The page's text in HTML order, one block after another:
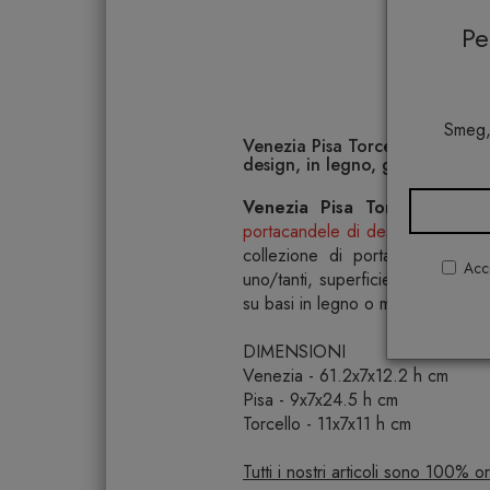
Venezia Pisa Torcello
design, in legno, geometrici
Venezia Pisa Torcello
portacandele di designispirato
collezione di portacandele
uno/tanti, superficie/bordo,
su basi in legno o marmo a
DIMENSIONI
Venezia - 61.2x7x12.2 h cm
Pisa - 9x7x24.5 h cm
Torcello - 11x7x11 h cm
Tutti i nostri articoli sono 100%